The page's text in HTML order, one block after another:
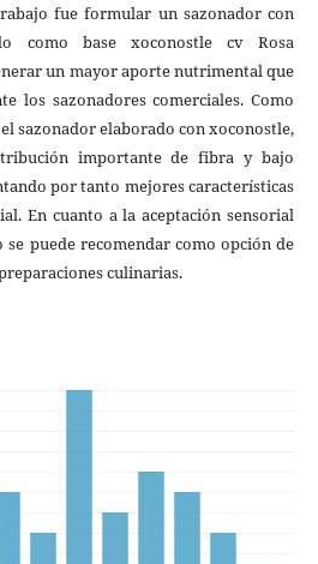
fue formular un sazonador con
como base xoconostle cv Rosa
un mayor aporte nutrimental que
los sazonadores comerciales. Como
sazonador elaborado con xoconostle,
importante de fibra y bajo
por tanto mejores características
En cuanto a la aceptación sensorial
puede recomendar como opción de
culinarias.